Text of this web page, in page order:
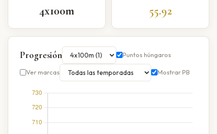
4x100m 55.92
Progresión Puntos húngaros
Ver marcas Mostrar PB